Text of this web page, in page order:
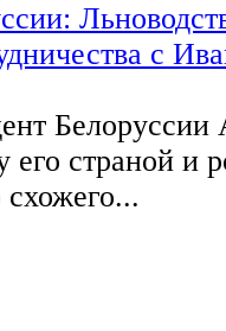
с
Белоруссии
страной и
схожего...